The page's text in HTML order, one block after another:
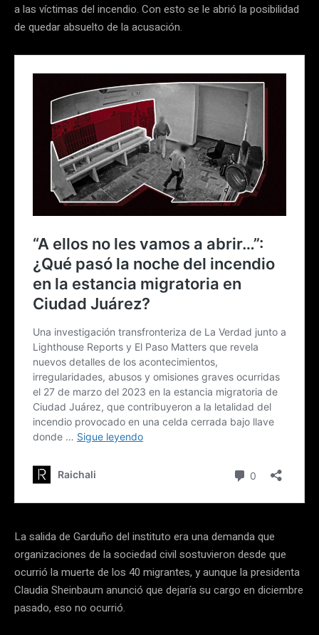
a las víctimas del incendio. Con esto se le abrió la posibilidad
de quedar absuelto de la acusación.
La salida de Garduño del instituto era una demanda que
organizaciones de la sociedad civil sostuvieron desde que
ocurrió la muerte de los 40 migrantes, y aunque la presidenta
Claudia Sheinbaum anunció que dejaría su cargo en diciembre
pasado, eso no ocurrió.